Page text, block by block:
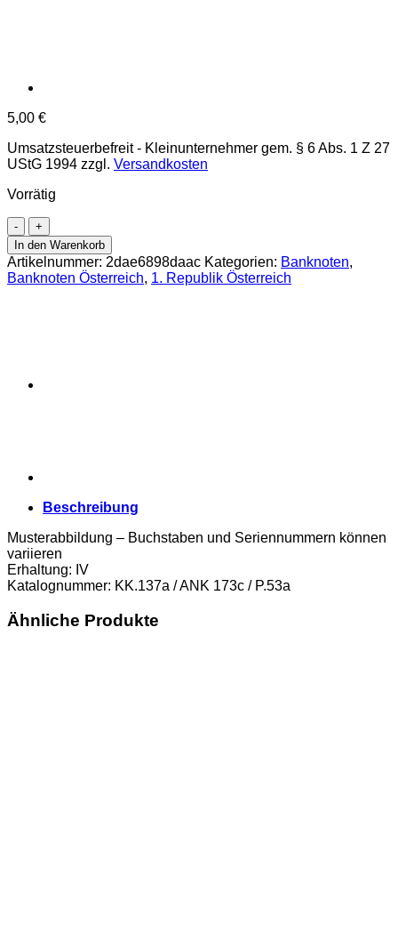
5,00 €
Umsatzsteuerbefreit - Kleinunternehmer gem. § 6 Abs. 1 Z 27
UStG 1994 zzgl. Versandkosten
Vorrätig
Österreichisch-
ungarische
Bank
-
20
roten
dem
(KK.137a
ANK
173c
/
P.53a)
IV
In den Warenkorb
Artikelnummer: 2dae6898daac Kategorien: Banknoten,
Banknoten Österreich, 1. Republik Österreich
Beschreibung
Musterabbildung – Buchstaben und Seriennummern können
variieren
Erhaltung: IV
Katalognummer: KK.137a / ANK 173c / P.53a
Ähnliche Produkte